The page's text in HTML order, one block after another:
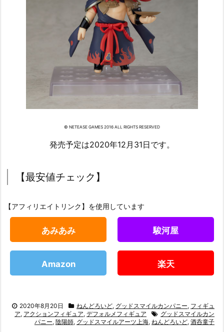
© NETEASE GAMES 2016 ALL RIGHTS RESERVED
発売予定は2020年12月31日です。
【最安値チェック】
【アフィリエイトリンク】を使用しています
あみあみ 駿河屋
Amazon 楽天
2020年8月20日 ねんどろいど, グッドスマイルカンパニー, フィギュ
ア, アクションフィギュア, デフォルメフィギュア
グッドスマイルカン
パニー, 陰陽師, グッドスマイルアーツ上海, ねんどろいど, 酒呑童子